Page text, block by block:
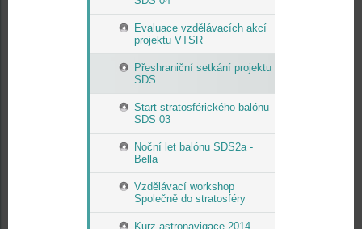
Evaluace vzdělávacích akcí
projektu VTSR
Přeshraniční setkání projektu
SDS
Start stratosférického balónu
SDS 03
Noční let balónu SDS2a -
Bella
Vzdělávací workshop
Společně do stratosféry
Kurz astronavigace 2014